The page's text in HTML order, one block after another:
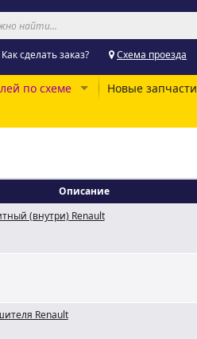
Как сделать заказ? Схема проезда
по схеме Новые запчасти
Описание
(внутри) Renault
Renault